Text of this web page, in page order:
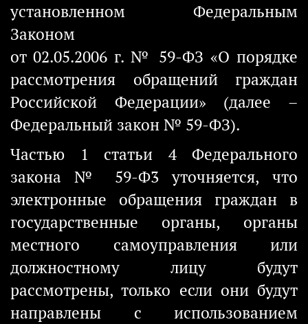
установленном Федеральным
Законом
от 02.05.2006 г. № 59-ФЗ «О порядке
рассмотрения обращений граждан
Российской Федерации» (далее –
Федеральный закон № 59-ФЗ).
Частью 1 статьи 4 Федерального
закона № 59-Ф3 уточняется, что
электронные обращения граждан в
государственные органы, органы
местного самоуправления или
должностному лицу будут
рассмотрены, только если они будут
направлены с использованием